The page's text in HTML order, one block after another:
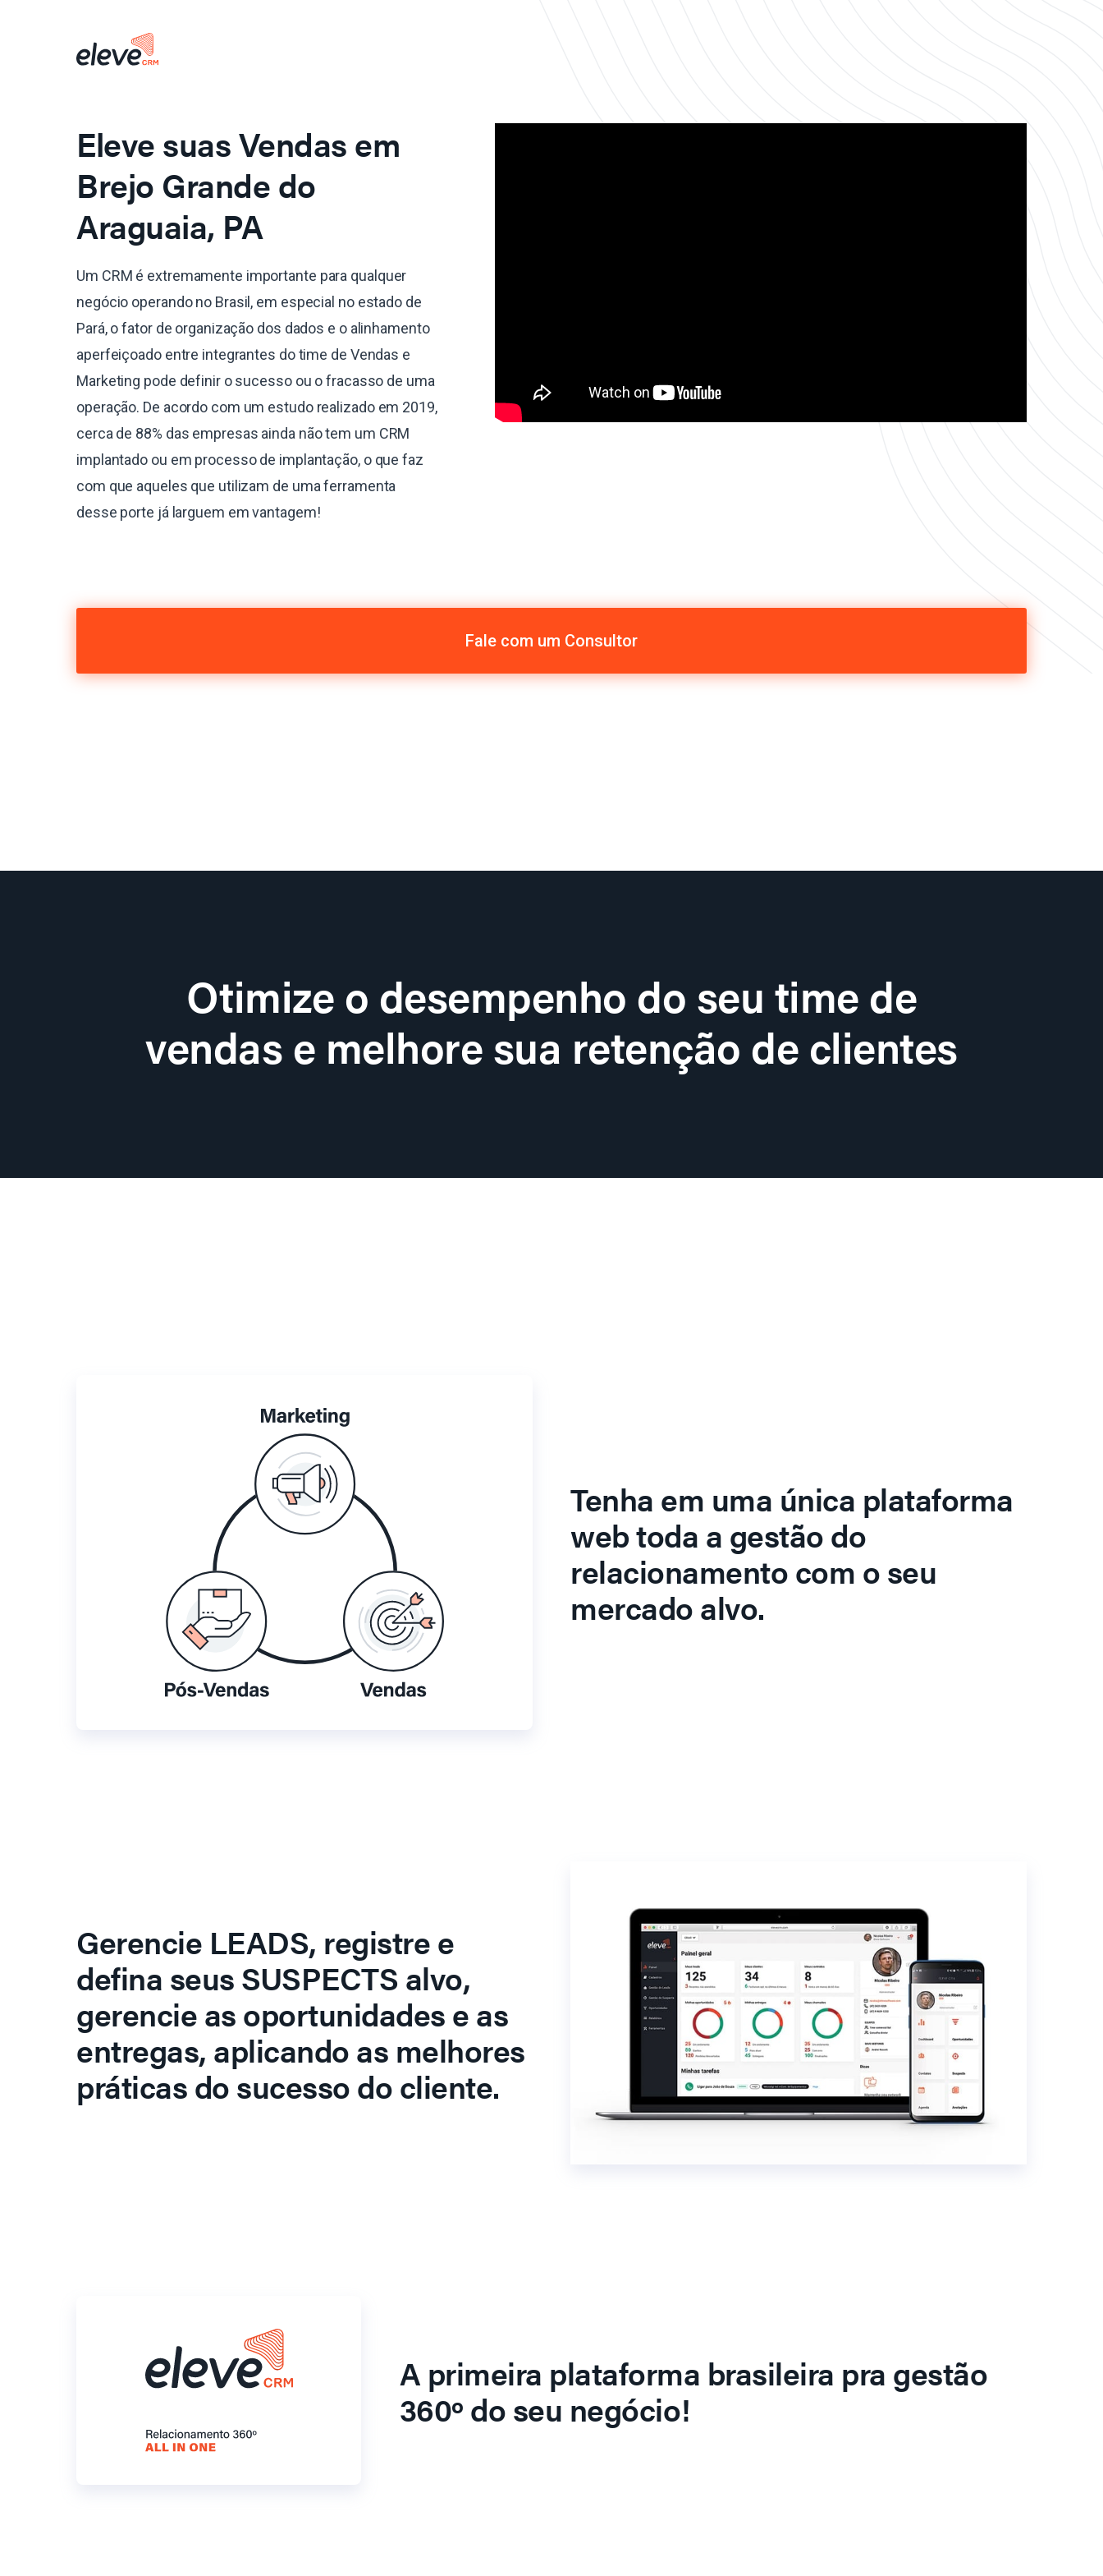
Eleve suas Vendas em
Brejo Grande do
Araguaia, PA
Um CRM é extremamente importante para qualquer
negócio operando no Brasil, em especial no estado de
Pará, o fator de organização dos dados e o alinhamento
aperfeiçoado entre integrantes do time de Vendas e
Marketing pode definir o sucesso ou o fracasso de uma
operação. De acordo com um estudo realizado em 2019,
cerca de 88% das empresas ainda não tem um CRM
implantado ou em processo de implantação, o que faz
com que aqueles que utilizam de uma ferramenta
desse porte já larguem em vantagem!
Fale com um Consultor
Otimize o desempenho do seu time de
vendas e melhore sua retenção de clientes
Tenha em uma única plataforma
web toda a gestão do
relacionamento com o seu
mercado alvo.
Gerencie LEADS, registre e
defina seus SUSPECTS alvo,
gerencie as oportunidades e as
entregas, aplicando as melhores
práticas do sucesso do cliente.
A primeira plataforma brasileira pra gestão
360º do seu negócio!